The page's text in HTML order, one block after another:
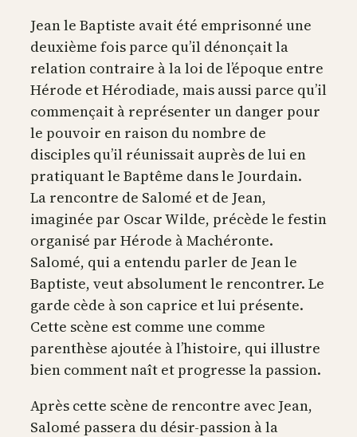
Jean le Baptiste avait été emprisonné une
deuxième fois parce qu’il dénonçait la
relation contraire à la loi de l’époque entre
Hérode et Hérodiade, mais aussi parce qu’il
commençait à représenter un danger pour
le pouvoir en raison du nombre de
disciples qu’il réunissait auprès de lui en
pratiquant le Baptême dans le Jourdain.
La rencontre de Salomé et de Jean,
imaginée par Oscar Wilde, précède le festin
organisé par Hérode à Machéronte.
Salomé, qui a entendu parler de Jean le
Baptiste, veut absolument le rencontrer. Le
garde cède à son caprice et lui présente.
Cette scène est comme une comme
parenthèse ajoutée à l’histoire, qui illustre
bien comment naît et progresse la passion.
Après cette scène de rencontre avec Jean,
Salomé passera du désir-passion à la